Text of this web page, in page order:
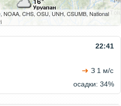
CHS, OSU, UNH, CSUMB, National
22:41
З 1 м/с
осадки: 34%